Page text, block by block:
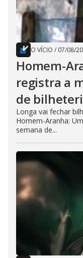
O VÍCIO / 07/08/
Homem-
registra a
de
Longa vai fechar
Homem-Aranha:
semana de...